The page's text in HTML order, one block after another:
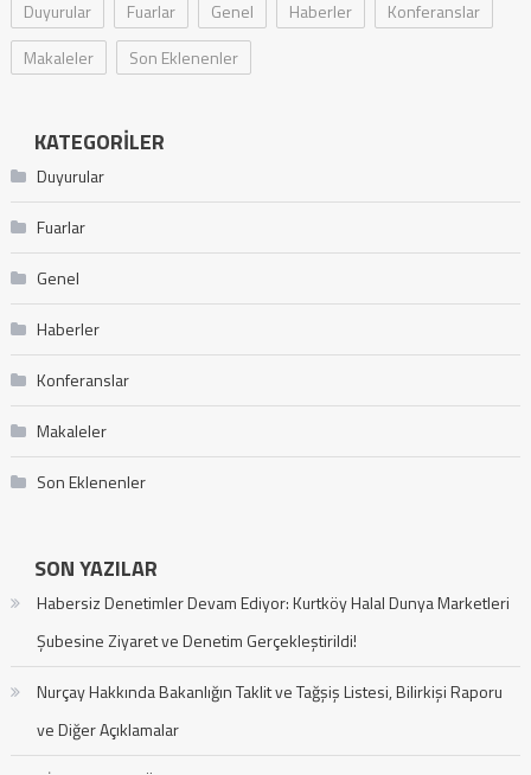
Duyurular Fuarlar Genel Haberler
Konferanslar
Makaleler
Son Eklenenler
KATEGORILER
Duyurular
Fuarlar
Genel
Haberler
Konferanslar
Makaleler
Son Eklenenler
SON YAZILAR
Habersiz Denetimler Devam Ediyor: Kurtköy Halal Dunya Marketleri
Şubesine Ziyaret ve Denetim Gerçekleştirildi!
Nurçay Hakkında Bakanlığın Taklit ve Tağşiş Listesi, Bilirkişi Raporu
ve Diğer Açıklamalar